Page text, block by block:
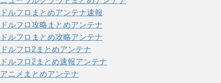
ドルフロまとめアンテナ速報
ドルフロ攻略まとめアンテナ
ドルフロまとめ攻略アンテナ
ドルフロ2まとめアンテナ
ドルフロ2まとめ速報アンテナ
アニメまとめアンテナ